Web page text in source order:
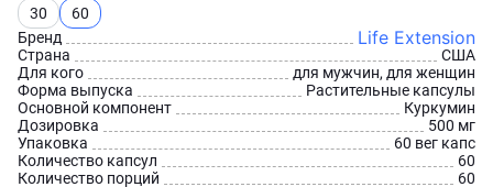
30
60
Бренд
Life Extension
Страна
США
Для кого
для мужчин, для женщин
Форма выпуска
Растительные капсулы
Основной компонент
Куркумин
Дозировка
500 мг
Упаковка
60 вег капс
Количество капсул
60
Количество порций
60